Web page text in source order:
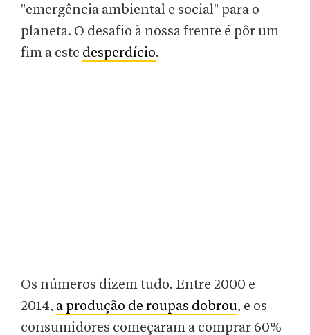
"emergência ambiental e social" para o
planeta. O desafio à nossa frente é pôr um
fim a este desperdício.
Os números dizem tudo. Entre 2000 e
2014, a produção de roupas dobrou, e os
consumidores começaram a comprar 60%